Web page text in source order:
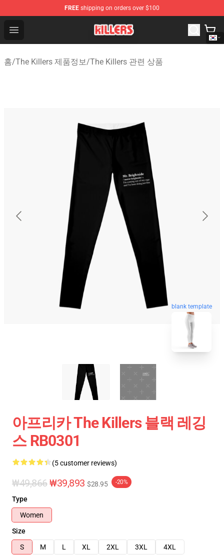
FREE shipping on orders over $100
Open menu
The Killers Shop - Official The Killers Merchandise Store
홈/The Killers 제품정보/The Killers 관련 상품
blank template
아프리카 The Killers 블랙 레깅
스 RB0301
(5 customer reviews)
₩49,866₩39,893 $28.95 -20%
Type
Women
Size
S
M L XL 2XL 3XL 4XL